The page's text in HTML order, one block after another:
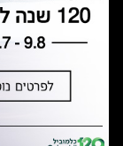
תקנון ימי מכירות 120 לכלמוביל
מצאו אותנו
אולמות תצוגה